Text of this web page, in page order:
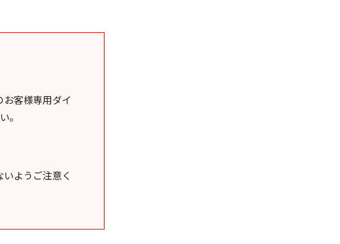
客様専用ダイ
。
ようご注意く